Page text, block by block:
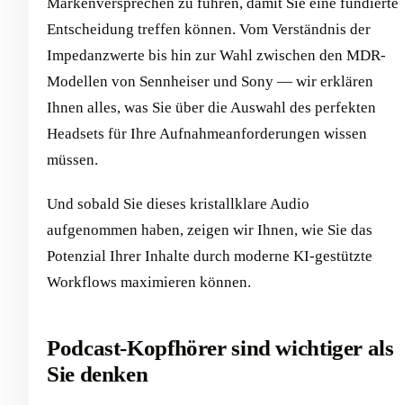
Entscheidung treffen können. Vom Verständnis der
Impedanzwerte bis hin zur Wahl zwischen den MDR-
Modellen von Sennheiser und Sony — wir erklären
Ihnen alles, was Sie über die Auswahl des perfekten
Headsets für Ihre Aufnahmeanforderungen wissen
müssen.
Und sobald Sie dieses kristallklare Audio
aufgenommen haben, zeigen wir Ihnen, wie Sie das
Potenzial Ihrer Inhalte durch moderne KI-gestützte
Workflows maximieren können.
Podcast-Kopfhörer sind wichtiger als
Sie denken